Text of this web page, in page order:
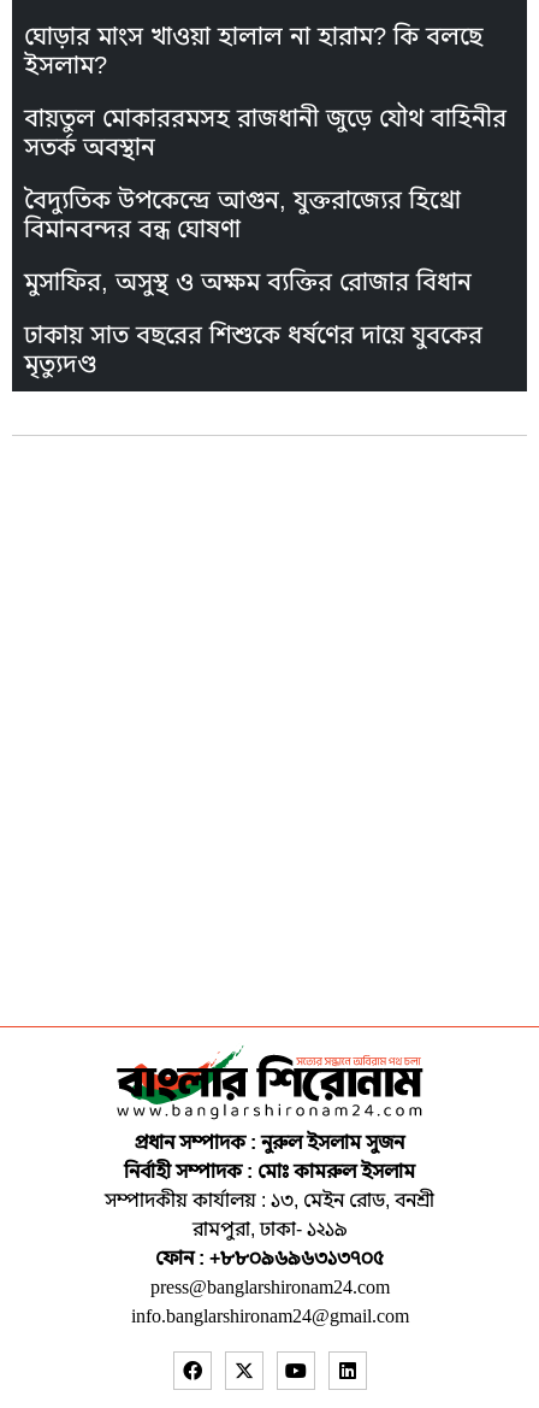
ঘোড়ার মাংস খাওয়া হালাল না হারাম? কি বলছে
ইসলাম?
বায়তুল মোকাররমসহ রাজধানী জুড়ে যৌথ বাহিনীর
সতর্ক অবস্থান
বৈদ্যুতিক উপকেন্দ্রে আগুন, যুক্তরাজ্যের হিথ্রো
বিমানবন্দর বন্ধ ঘোষণা
মুসাফির, অসুস্থ ও অক্ষম ব্যক্তির রোজার বিধান
ঢাকায় সাত বছরের শিশুকে ধর্ষণের দায়ে যুবকের
মৃত্যুদণ্ড
প্রধান সম্পাদক : নুরুল ইসলাম সুজন
নির্বাহী সম্পাদক : মোঃ কামরুল ইসলাম
সম্পাদকীয় কার্যালয় : ১৩, মেইন রোড, বনশ্রী
রামপুরা, ঢাকা- ১২১৯
ফোন : +৮৮০৯৬৯৬৩১৩৭০৫
press@banglarshironam24.com
info.banglarshironam24@gmail.com